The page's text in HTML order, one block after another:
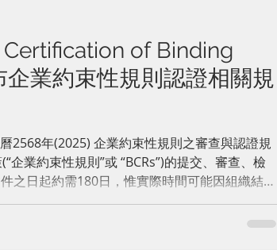
of Binding
業約束性規則認證相關規
2568年(2025) 企業約束性規則之審查與認證規
業約束性規則”或 “BCRs”)的提交、審查、檢
之日起約需180日，惟實際時間可能因組織結構